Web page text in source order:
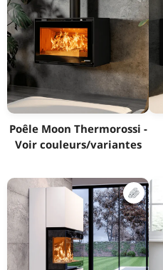
Poêle Moon Thermorossi -
Voir couleurs/variantes